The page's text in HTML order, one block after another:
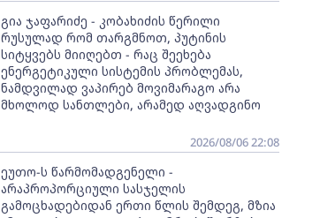
გია ჯაფარიძე - კობახიძის წერილი
რუსულად რომ თარგმნოთ, პუტინის
სიტყვებს მიიღებთ - რაც შეეხება
ენერგეტიკული სისტემის პრობლემას,
ნამდვილად ვაპირებ მოვიმარაგო არა
მხოლოდ სანთლები, არამედ აღვადგინო
2026/08/06 22:08
ეუთო-ს წარმომადგენელი -
არაპროპორციული სასჯელის
გამოცხადებიდან ერთი წლის შემდეგ, მზია